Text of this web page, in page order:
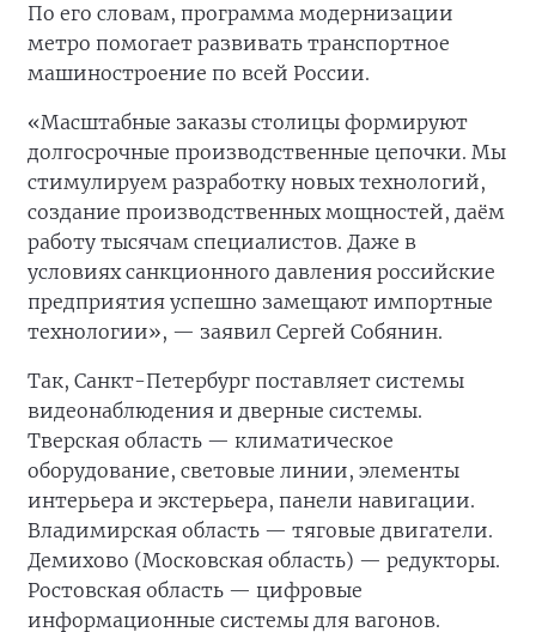
По его словам, программа модернизации
метро помогает развивать транспортное
машиностроение по всей России.
«Масштабные заказы столицы формируют
долгосрочные производственные цепочки. Мы
стимулируем разработку новых технологий,
создание производственных мощностей, даём
работу тысячам специалистов. Даже в
условиях санкционного давления российские
предприятия успешно замещают импортные
технологии», — заявил Сергей Собянин.
Так, Санкт-Петербург поставляет системы
видеонаблюдения и дверные системы.
Тверская область — климатическое
оборудование, световые линии, элементы
интерьера и экстерьера, панели навигации.
Владимирская область — тяговые двигатели.
Демихово (Московская область) — редукторы.
Ростовская область — цифровые
информационные системы для вагонов.